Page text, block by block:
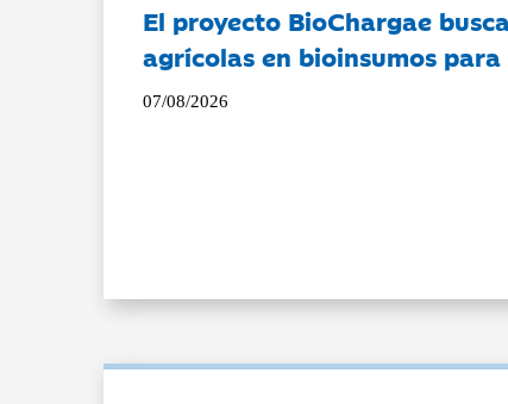
El proyecto BioChargae
agrícolas en bioinsumos
07/08/2026